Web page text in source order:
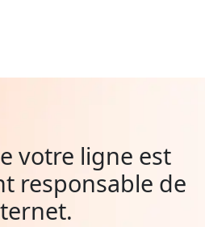
votre ligne est
responsable de